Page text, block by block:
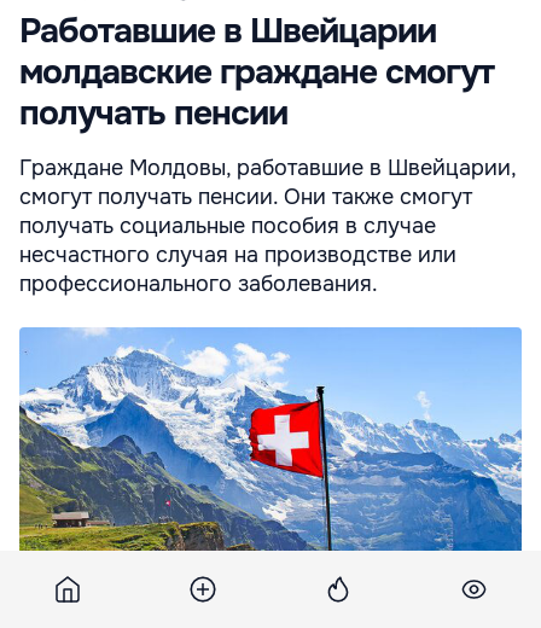
Работавшие в Швейцарии
молдавские граждане смогут
получать пенсии
Граждане Молдовы, работавшие в Швейцарии,
смогут получать пенсии. Они также смогут
получать социальные пособия в случае
несчастного случая на производстве или
профессионального заболевания.